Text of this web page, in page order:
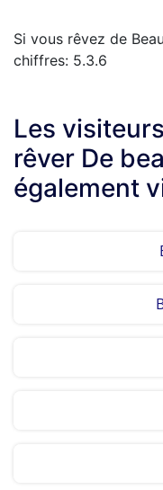
Si vous rêvez de
chiffres: 5.3.6
Les
rêver De
également